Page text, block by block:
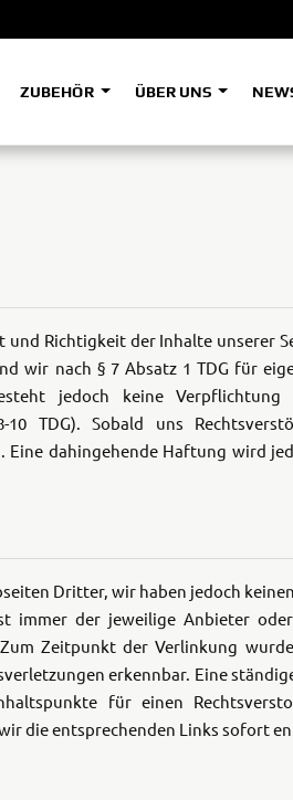
SUPERSPORT A2
700
Raid
ZUBEHÖR ÜBER UNS
Richtigkeit der Inhalte unserer
wir nach § 7 Absatz 1 TDG für
jedoch keine
10 TDG). Sobald uns
dahingehende Haftung wird
Dritter, wir haben jedoch
immer der jeweilige Anbieter
Zum Zeitpunkt der Verlinkung
erkennbar. Eine
für einen
die entsprechenden Links sofort